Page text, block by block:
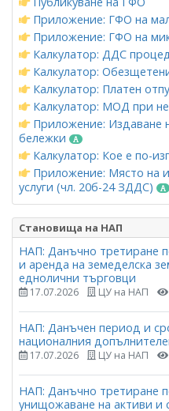
Приложение: ГФО на
Приложение: ГФО на
Калкулатор: ДДС
Калкулатор:
Калкулатор: Платен
Калкулатор: МОД при
Приложение: Издаване
бележки
Калкулатор: Кое е по-
Приложение: Място на
услуги (чл. 20б-24 ЗДДС)
Становища на НАП
НАП: Данъчно третиране
и аренда на земеделска
еднолични търговци
17.07.2026 ЦУ на НАП
НАП: Данъчен период и
националния
17.07.2026 ЦУ на НАП
НАП: Данъчно третиране
унищожаване на активи и